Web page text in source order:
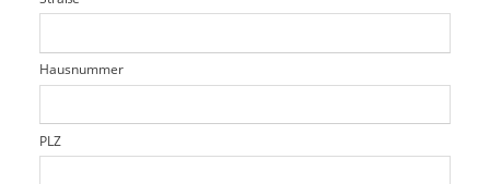
t
r
d
c
t
f
e
d
Hausnummer
PLZ